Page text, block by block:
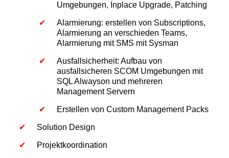
Umgebungen, Inplace Upgrade, Patching
Alarmierung: erstellen von Subscriptions,
Alarmierung an verschieden Teams,
Alarmierung mit SMS mit Sysman
Ausfallsicherheit: Aufbau von
ausfallsicheren SCOM Umgebungen mit
SQL Alwayson und mehreren
Management Servern
Erstellen von Custom Management Packs
Solution Design
Projektkoordination